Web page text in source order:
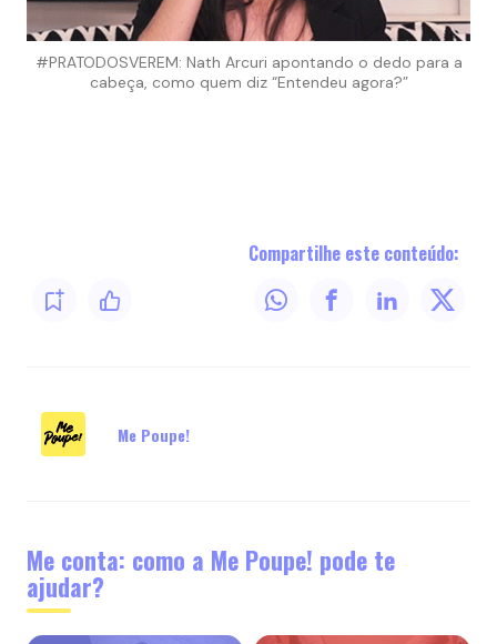
#PRATODOSVEREM: Nath Arcuri apontando o dedo para a
cabeça, como quem diz “Entendeu agora?”
Compartilhe este conteúdo:
Me Poupe!
Me conta: como a Me Poupe! pode te
ajudar?